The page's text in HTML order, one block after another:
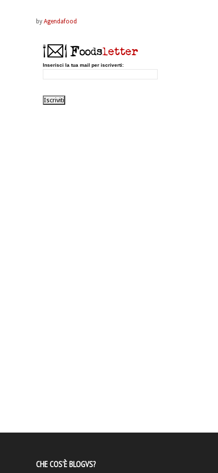
by Agendafood
Inserisci la tua mail per iscriverti:
CHE COS’È BLOGVS?